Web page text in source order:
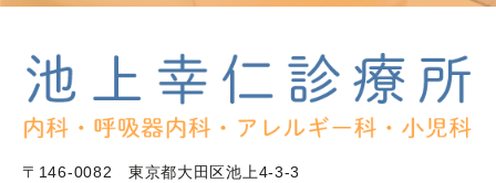
〒146-0082 東京都大田区池上4-3-3